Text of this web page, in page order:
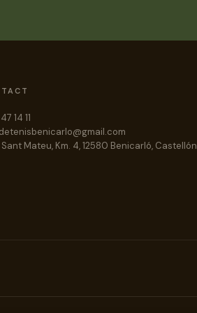
14 11
Mateu, Km. 4, 12580 Benicarló, Castellón